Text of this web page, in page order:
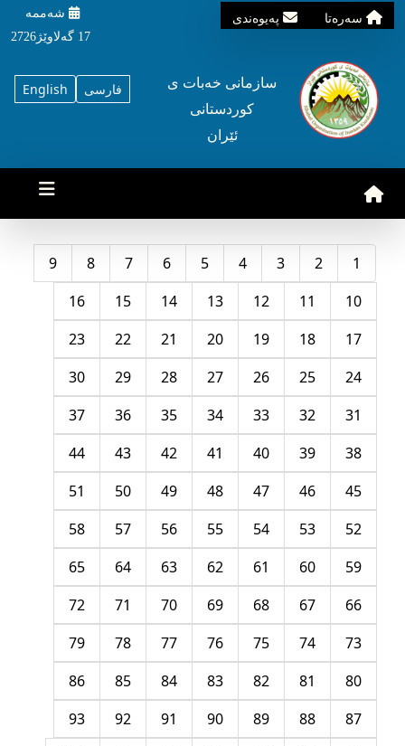
سه‌ره‌تا په‌یوه‌ندی
شه‌ممه‌
17 گه‌لاوێژ2726
English فارسی
سازمانی خه‌بات ی
کوردستانی
ئێران
1
2
3
4
5
6
7
8
9
10
11
12
13
14
15
16
17
18
19
20
21
22
23
24
25
26
27
28
29
30
31
32
33
34
35
36
37
38
39
40
41
42
43
44
45
46
47
48
49
50
51
52
53
54
55
56
57
58
59
60
61
62
63
64
65
66
67
68
69
70
71
72
73
74
75
76
77
78
79
80
81
82
83
84
85
86
87
88
89
90
91
92
93